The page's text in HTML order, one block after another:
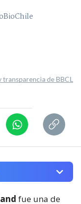
transparencia de BBCL
fue una de